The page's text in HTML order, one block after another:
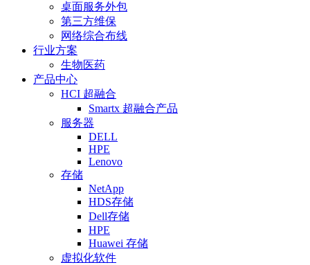
桌面服务外包
第三方维保
网络综合布线
行业方案
生物医药
产品中心
HCI 超融合
Smartx 超融合产品
服务器
DELL
HPE
Lenovo
存储
NetApp
HDS存储
Dell存储
HPE
Huawei 存储
虚拟化软件